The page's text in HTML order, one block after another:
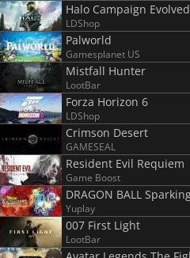
Halo Campaign Evolved
LDShop
Palworld
Gamesplanet US
Mistfall Hunter
LootBar
Forza Horizon 6
LDShop
Crimson Desert
GAMESEAL
Resident Evil Requiem
Game Boost
Yuplay
007 First Light
LootBar